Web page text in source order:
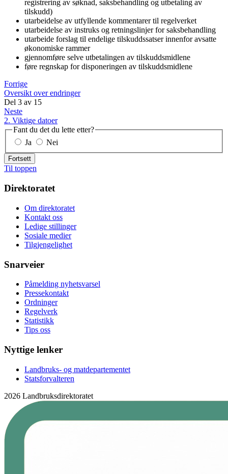
registrering av søknad, saksbehandling og utbetaling av
tilskudd)
utarbeidelse av utfyllende kommentarer til regelverket
utarbeidelse av instruks og retningslinjer for saksbehandling
utarbeide forslag til endelige tilskuddssatser innenfor avsatte
økonomiske rammer
gjennomføre selve utbetalingen av tilskuddsmidlene
føre regnskap for disponeringen av tilskuddsmidlene
Forrige
Oversikt over endringer
Del 3 av 15
Neste
2. Viktige datoer
Fant du det du lette etter?
Ja
Nei
Fortsett
Til toppen
Direktoratet
Om direktoratet
Kontakt oss
Ledige stillinger
Sosiale medier
Tilgjengelighet
Snarveier
Påmelding nyhetsvarsel
Pressekontakt
Ordninger
Regelverk
Statistikk
Tips oss
Nyttige lenker
Landbruks- og matdepartementet
Statsforvalteren
2026 Landbruksdirektoratet